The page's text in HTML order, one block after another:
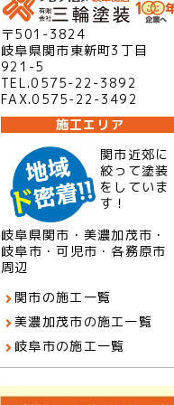
〒501-3824
岐阜県関市東新町3丁目
921-5
TEL.0575-22-3892
FAX.0575-22-3492
施工エリア
関市近郊に
絞って塗装
をしていま
す！
岐阜県関市・美濃加茂市・
岐阜市・可児市・各務原市
周辺
関市の施工一覧
美濃加茂市の施工一覧
岐阜市の施工一覧